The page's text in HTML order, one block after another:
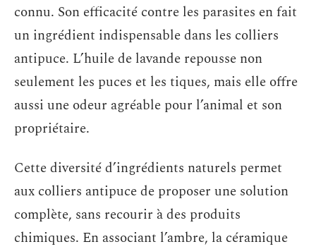
connu. Son efficacité contre les parasites en fait
un ingrédient indispensable dans les colliers
antipuce. L’huile de lavande repousse non
seulement les puces et les tiques, mais elle offre
aussi une odeur agréable pour l’animal et son
propriétaire.
Cette diversité d’ingrédients naturels permet
aux colliers antipuce de proposer une solution
complète, sans recourir à des produits
chimiques. En associant l’ambre, la céramique